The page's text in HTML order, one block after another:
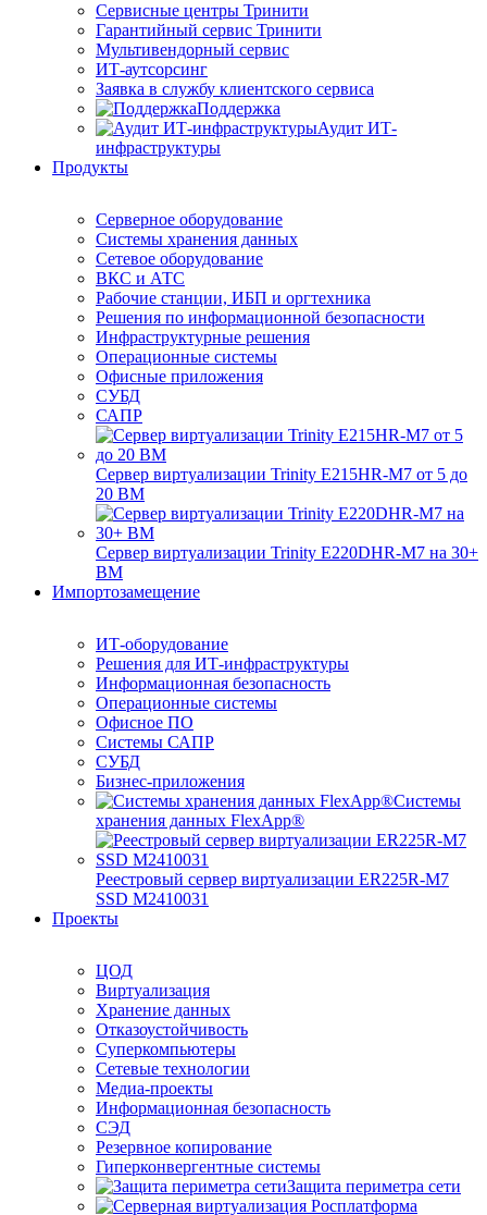
Сервисные центры Тринити
Гарантийный сервис Тринити
Мультивендорный сервис
ИТ-аутсорсинг
Заявка в службу клиентского сервиса
Поддержка
Аудит ИТ-
инфраструктуры
Продукты
Серверное оборудование
Системы хранения данных
Сетевое оборудование
ВКС и АТС
Рабочие станции, ИБП и оргтехника
Решения по информационной безопасности
Инфраструктурные решения
Операционные системы
Офисные приложения
СУБД
САПР
Сервер виртуализации Trinity E215HR-M7 от 5 до
20 ВМ
Сервер виртуализации Trinity E220DHR-M7 на 30+
ВМ
Импортозамещение
ИТ-оборудование
Решения для ИТ-инфраструктуры
Информационная безопасность
Операционные системы
Офисное ПО
Системы САПР
СУБД
Бизнес-приложения
Системы
хранения данных FlexApp®
Реестровый сервер виртуализации ER225R-M7
SSD М2410031
Проекты
ЦОД
Виртуализация
Хранение данных
Отказоустойчивость
Суперкомпьютеры
Сетевые технологии
Медиа-проекты
Информационная безопасность
СЭД
Резервное копирование
Гиперконвергентные системы
Защита периметра сети